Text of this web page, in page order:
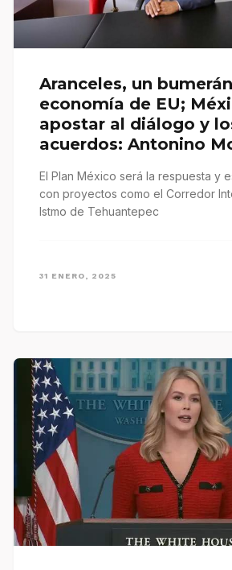
Aranceles, un
economía de EU;
apostar al diálogo y
acuerdos: Antonino
El Plan México será la respuesta y
con proyectos como el Corredor
Istmo de Tehuantepec
31 ENERO, 2025